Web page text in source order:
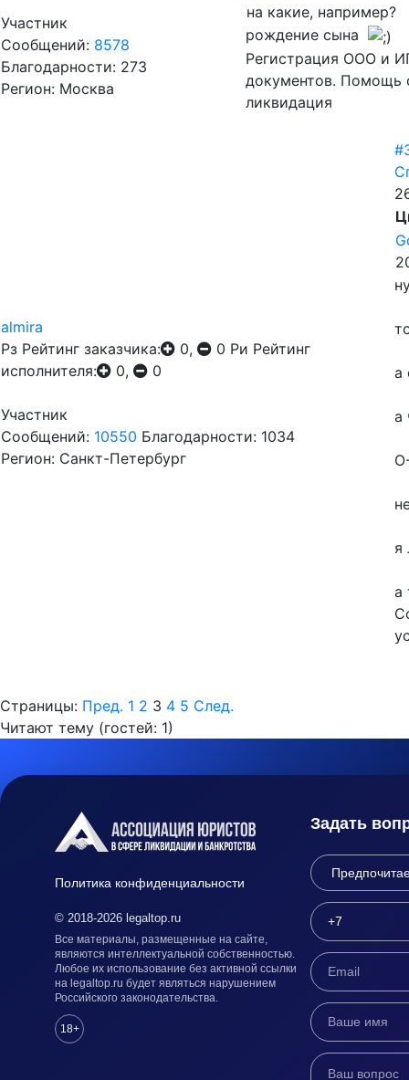
Участник
Сообщений: 8578
Благодарности: 273
Регион: Москва
на какие, например?
рождение сына
Регистрация ООО и
документов. Помощь
ликвидация
almira
Рз Рейтинг заказчика: 0, 0 Ри Рейтинг
исполнителя:
0, 0
Участник
Сообщений: 10550 Благодарности: 1034
Регион: Санкт-Петербург
а
а
я
а
Страницы: Пред. 1 2 3 4 5 След.
Читают тему (гостей: 1)
Политика конфиденциальности
© 2018-2026 legaltop.ru
Все материалы, размещенные на сайте,
являются интеллектуальной собственностью.
Любое их использование без активной ссылки
на legaltop.ru будет являться нарушением
Российского законодательства.
18+
Задать